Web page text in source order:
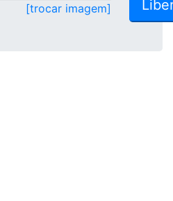
[trocar imagem]